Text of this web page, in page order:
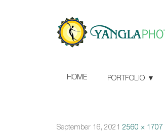
HOME PORTFOLIO
September 16, 2021 2560 × 1707